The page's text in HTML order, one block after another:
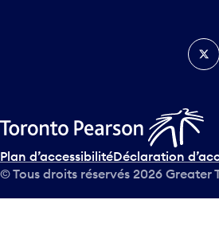
a
p
o
u
Plan d’accessibilitéDéclaration
© Tous droits réservés 2026 Greater